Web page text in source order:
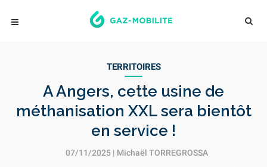
TERRITOIRES
A Angers, cette usine de
méthanisation XXL sera bientôt
en service !
07/11/2025 | Michaël TORREGROSSA